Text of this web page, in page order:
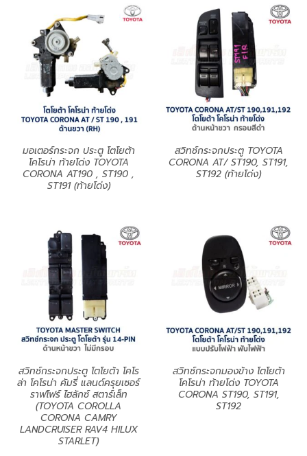
มอเตอร์กระจก ประตู โตโยต้า
โคโรน่า ท้ายโด่ง TOYOTA
CORONA AT190 , ST190 ,
ST191 (ท้ายโด่ง)
สวิทช์กระจกประตู TOYOTA
CORONA AT/ ST190, ST191,
ST192 (ท้ายโด่ง)
สวิทช์กระจกประตู โตโยต้า โคโร
ล่า โคโรน่า คัมรี่ แลนด์ครุยเซอร์
ราฟโฟร์ ไฮลักซ์ สตาร์เล็ท
(TOYOTA COROLLA
CORONA CAMRY
LANDCRUISER RAV4 HILUX
STARLET)
สวิทช์กระจกมองข้าง โตโยต้า
โคโรน่า ท้ายโด่ง TOYOTA
CORONA ST190, ST191,
ST192